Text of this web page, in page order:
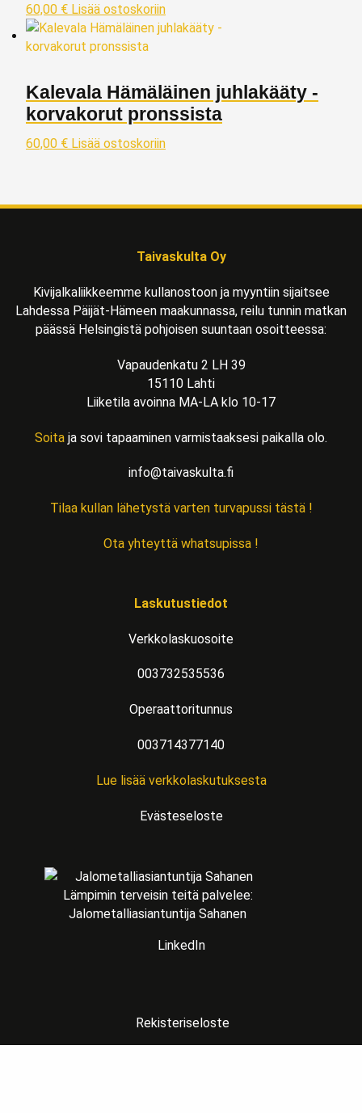
60,00 € Lisää ostoskoriin
Kalevala Hämäläinen juhlakääty -
korvakorut pronssista
60,00 € Lisää ostoskoriin
Taivaskulta Oy
Kivijalkaliikkeemme kullanostoon ja myyntiin sijaitsee
Lahdessa Päijät-Hämeen maakunnassa, reilu tunnin matkan
päässä Helsingistä pohjoisen suuntaan osoitteessa:
Vapaudenkatu 2 LH 39
15110 Lahti
Liiketila avoinna MA-LA klo 10-17
Soita ja sovi tapaaminen varmistaaksesi paikalla olo.
info@taivaskulta.fi
Tilaa kullan lähetystä varten turvapussi tästä !
Ota yhteyttä whatsupissa !
Laskutustiedot
Verkkolaskuosoite
003732535536
Operaattoritunnus
003714377140
Lue lisää verkkolaskutuksesta
Evästeseloste
Lämpimin terveisin teitä palvelee:
Jalometalliasiantuntija Sahanen
LinkedIn
Rekisteriseloste